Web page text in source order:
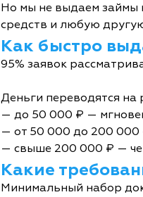
Но мы не выдаем займы
средств и любую
Как быстро
95% заявок
Деньги переводятся на
— до 50 000 ₽ —
— от 50 000 до 200 000
— свыше 200 000 ₽ —
Какие
Минимальный набор